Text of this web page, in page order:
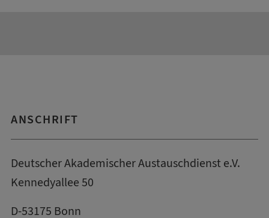
ANSCHRIFT
Deutscher Akademischer Austauschdienst e.V.
Kennedyallee 50
D-53175 Bonn